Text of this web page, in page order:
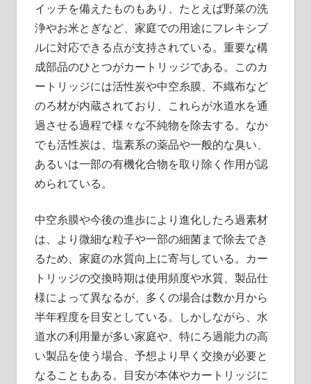
イッチを備えたものもあり、たとえば野菜の洗
浄やお米とぎなど、家庭での用途にフレキシブ
ルに対応できる点が支持されている。重要な構
成部品のひとつがカートリッジである。このカ
ートリッジには活性炭や中空糸膜、不織布など
のろ材が内蔵されており、これらが水道水を通
過させる過程で様々な不純物を除去する。なか
でも活性炭は、塩素系の薬品や一般的な臭い、
あるいは一部の有機化合物を取り除く作用が認
められている。
中空糸膜や今後の進歩により進化したろ過素材
は、より微細な粒子や一部の細菌まで除去でき
るため、家庭の水質向上に寄与している。カー
トリッジの交換時期は使用頻度や水質、製品仕
様によって異なるが、多くの場合は数か月から
半年程度を目安としている。しかしながら、水
道水の利用量が多い家庭や、特にろ過能力の高
い製品を使う場合、予想より早く交換が必要と
なることもある。目安が本体やカートリッジに